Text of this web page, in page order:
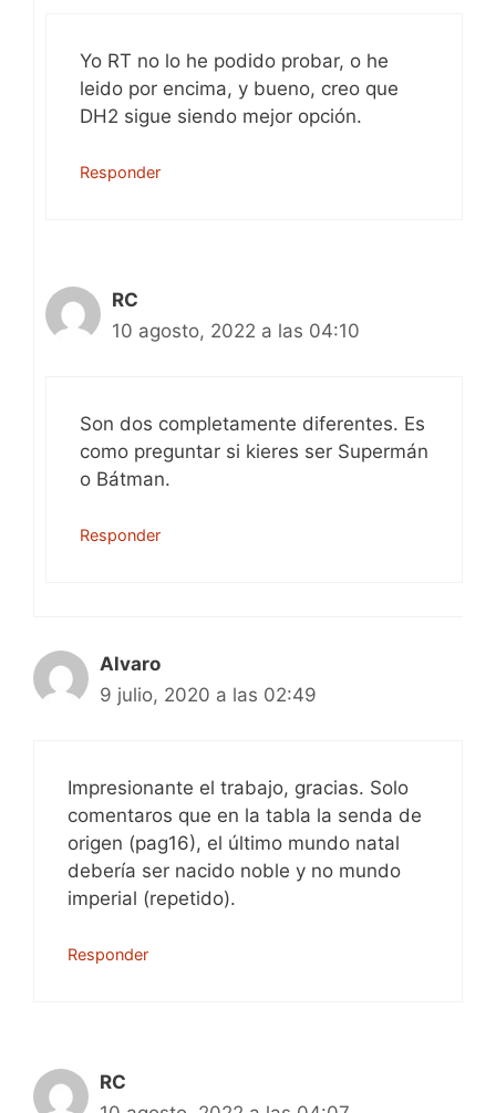
Yo RT no lo he podido probar, o he
leido por encima, y bueno, creo que
DH2 sigue siendo mejor opción.
Responder
RC
10 agosto, 2022 a las 04:10
Son dos completamente diferentes. Es
como preguntar si kieres ser Supermán
o Bátman.
Responder
Alvaro
9 julio, 2020 a las 02:49
Impresionante el trabajo, gracias. Solo
comentaros que en la tabla la senda de
origen (pag16), el último mundo natal
debería ser nacido noble y no mundo
imperial (repetido).
Responder
RC